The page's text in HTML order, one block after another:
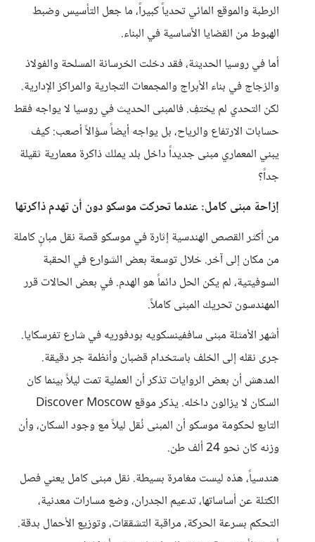
الرطبة والموقع المائي تحدياً كبيراً، ما جعل التأسيس وضبط
الهبوط من القضايا الأساسية في البناء.
أما في روسيا الحديثة، فقد دخلت الخرسانة المسلحة والفولاذ
والزجاج في بناء الأبراج والمجمعات التجارية والمراكز الإدارية.
لكن التحدي لم يختفِ. فالمبنى الحديث في روسيا لا يواجه فقط
حسابات الارتفاع والرياح، بل يواجه أيضاً سؤالاً أصعب: كيف
يبني المعماري مبنى جديداً داخل بلد يملك ذاكرة معمارية ثقيلة
جداً؟
إزاحة مبنى كامل: عندما تحركت موسكو دون أن تهدم ذاكرتها
من أكثر القصص الهندسية إثارة في موسكو قصة نقل مبانٍ كاملة
من مكان إلى آخر. خلال توسعة بعض الشوارع في الحقبة
السوفيتية، لم يكن الحل دائماً هو الهدم. في بعض الحالات قرر
المهندسون تحريك المبنى كاملاً.
أشهر الأمثلة مبنى ساففينسكويه بودفوريه في شارع تفرسكايا.
جرى نقله إلى الخلف باستخدام قضبان وأنظمة جر دقيقة.
المدهش أن بعض الروايات تذكر أن العملية تمت ليلاً بينما كان
السكان لا يزالون داخله. يذكر موقع Discover Moscow
التابع لحكومة موسكو أن المبنى نُقل ليلاً مع وجود السكان، وأن
وزنه كان نحو 24 ألف طن.
هندسياً، هذه ليست مغامرة بسيطة. نقل مبنى كامل يعني فصل
الكتلة عن أساساتها، تدعيم الجدران، وضع مسارات معدنية،
التحكم بسرعة الحركة، مراقبة التشققات، وتوزيع الأحمال بدقة.